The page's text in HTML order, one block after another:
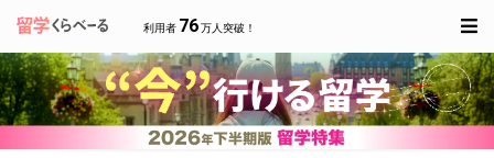
利用者 76万人突破！